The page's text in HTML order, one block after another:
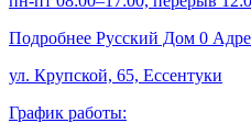
Подробнее Русский Дом 0
ул. Крупской, 65, Ессентуки
График работы: